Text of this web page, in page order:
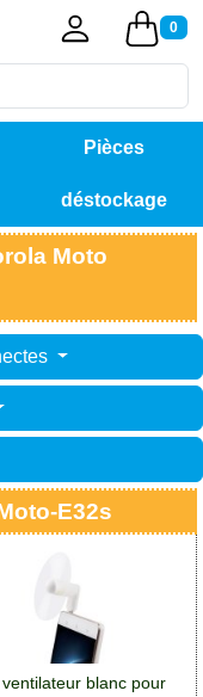
0
Pièces
détachées
déstockage
Moto
E32s
blanc pour